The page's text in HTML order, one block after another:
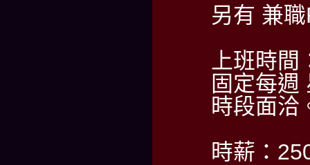
另有 兼
上班時間
固定每週
時段面洽
時薪：